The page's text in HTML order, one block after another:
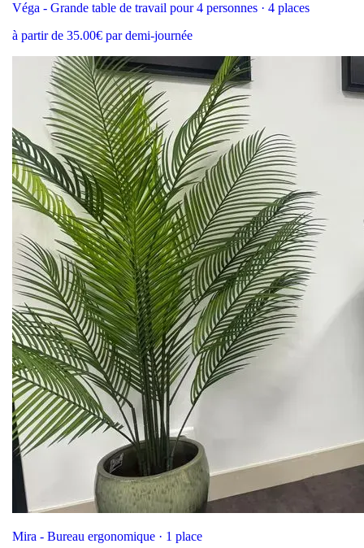
Véga - Grande table de travail pour 4 personnes · 4 places
à partir de 35.00€ par demi-journée
Mira - Bureau ergonomique · 1 place